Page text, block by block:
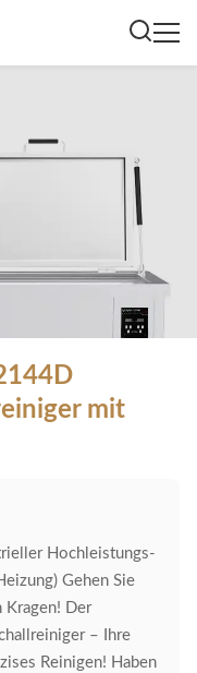
mit
Hochleistungs-
Gehen Sie
Kragen! Der
– Ihre
Reinigen! Haben